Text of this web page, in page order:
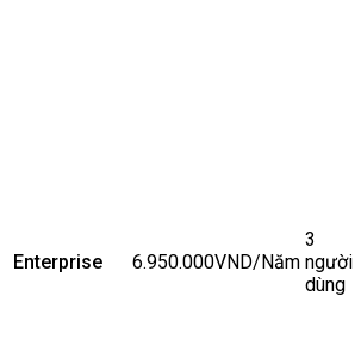
Enterprise 6.950.000VND/Năm
3
người
dùng